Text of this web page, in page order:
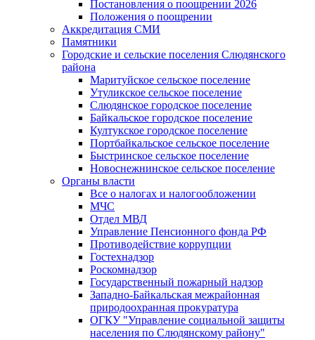
Постановления о поощрении 2026
Положения о поощрении
Аккредитация СМИ
Памятники
Городские и сельские поселения Слюдянского
района
Маритуйское сельское поселение
Утуликское сельское поселение
Слюдянское городское поселение
Байкальское городское поселение
Култукское городское поселение
Портбайкальское сельское поселение
Быстринское сельское поселение
Новоснежнинское сельское поселение
Органы власти
Все о налогах и налогообложении
МЧС
Отдел МВД
Управление Пенсионного фонда РФ
Противодействие коррупции
Гостехнадзор
Роскомнадзор
Государственный пожарный надзор
Западно-Байкальская межрайонная
природоохранная прокуратура
ОГКУ "Управление социальной защиты
населения по Слюдянскому району"